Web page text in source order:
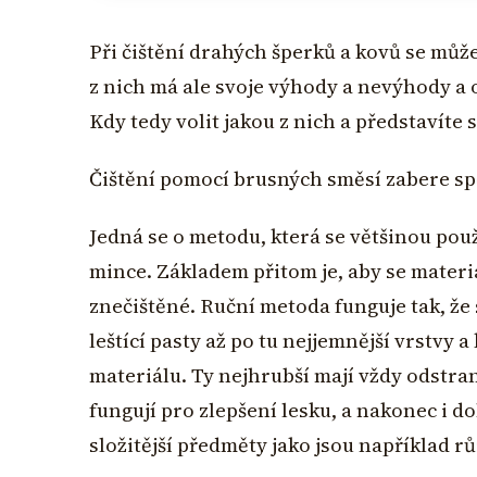
Při čištění drahých šperků a kovů se
z nich má ale svoje výhody a nevýhody
Kdy tedy volit jakou z nich a představíte
Čištění pomocí brusných směsí zabere
Jedná se o metodu, která se většinou
mince. Základem přitom je, aby se
znečištěné. Ruční metoda funguje tak,
leštící pasty až po tu nejjemnější vrstvy
materiálu. Ty nejhrubší mají vždy
fungují pro zlepšení lesku, a nakonec i
složitější předměty jako jsou například